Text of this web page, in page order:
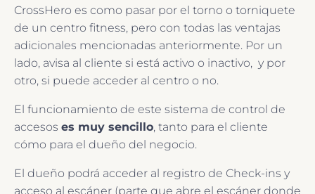
CrossHero es como pasar por el torno o torniquete
de un centro fitness, pero con todas las ventajas
adicionales mencionadas anteriormente. Por un
lado, avisa al cliente si está activo o inactivo, y por
otro, si puede acceder al centro o no.
El funcionamiento de este sistema de control de
accesos es muy sencillo, tanto para el cliente
cómo para el dueño del negocio.
El dueño podrá acceder al registro de Check-ins y
acceso al escáner (parte que abre el escáner donde